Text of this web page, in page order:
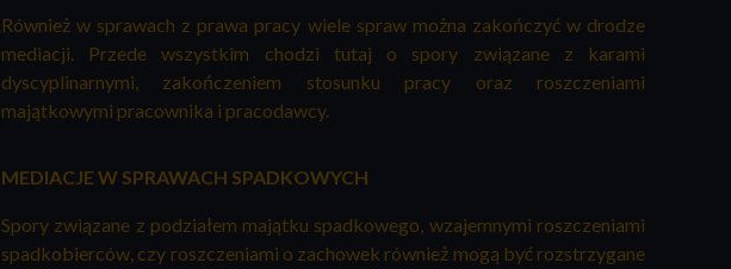
Również w sprawach z prawa pracy wiele spraw można zakończyć w drodze
mediacji. Przede wszystkim chodzi tutaj o spory związane z karami
dyscyplinarnymi, zakończeniem stosunku pracy oraz roszczeniami
majątkowymi pracownika i pracodawcy.
Spory związane z podziałem majątku spadkowego, wzajemnymi roszczeniami
spadkobierców, czy roszczeniami o zachowek również mogą być rozstrzygane
MEDIACJE W SPRAWACH SPADKOWYCH